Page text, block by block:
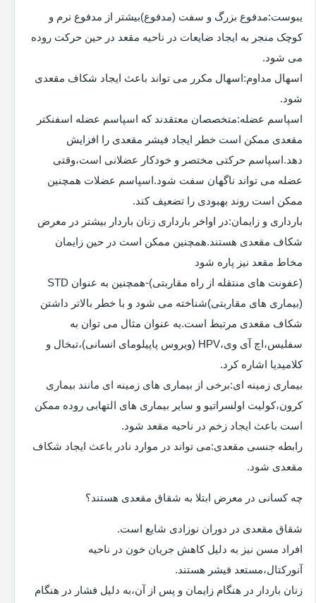
یبوست:مدفوع بزرگ و سفت (مدفوع)بیشتر از مدفوع نرم و
کوچک منجر به ایجاد ضایعات در ناحیه مقعد در حین حرکت روده
می شود.
اسهال مداوم:اسهال مکرر می تواند باعث ایجاد شکاف مقعدی
شود.
اسپاسم عضله:متخصصان معتقدند که اسپاسم عضله اسفنکتر
مقعدی ممکن است خطر ایجاد فیشر مقعدی را افزایش
دهد.اسپاسم حرکتی مختصر و خودکار عضلانی است،وقتی
عضله می تواند ناگهان سفت شود.اسپاسم عضلات همچنین
ممکن است روند بهبودی را تضعیف کند.
بارداری و زایمان:در اواخر بارداری زنان باردار بیشتر در معرض
شکاف مقعدی هستند.همچنین ممکن است در حین زایمان
مخاط مقعد نیز پاره شود
(عفونت های منتقله از راه مقاربتی)-همچنین به عنوان STD
(بیماری های مقاربتی)شناخته می شود و با خطر بالاتر داشتن
شکاف مقعدی مرتبط است.به عنوان مثال می توان به
سفلیس،اچ آی وی،HPV (ویروس پاپیلومای انسانی)،تبخال و
کلامیدیا اشاره کرد.
بیماری زمینه ای:برخی از بیماری های زمینه ای مانند بیماری
کرون،کولیت اولسراتیو و سایر بیماری های التهابی روده ممکن
است باعث ایجاد زخم در ناحیه مقعد شود.
رابطه جنسی مقعدی:می تواند در موارد نادر باعث ایجاد شکاف
مقعدی شود.
چه کسانی در معرض ابتلا به شقاق مقعدی هستند؟
شقاق مقعدی در دوران نوزادی شایع است.
افراد مسن نیز به دلیل کاهش جریان خون در ناحیه
آنورکتال،مستعد فیشر هستند.
زنان باردار در هنگام زایمان و پس از آن،به دلیل فشار در هنگام